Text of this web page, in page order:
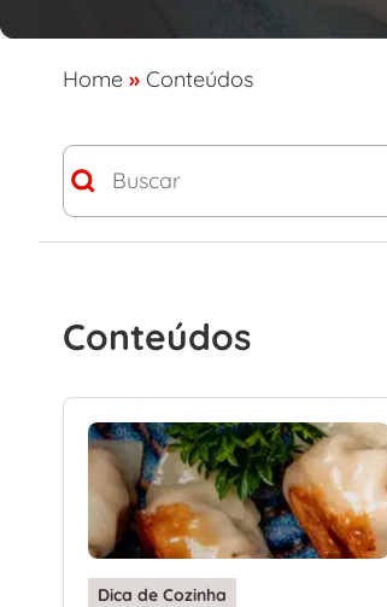
Home » Conteúdos
Busca
Search content
Conteúdos
Dica de Cozinha